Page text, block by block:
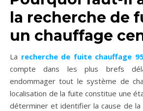
la recherche de
un chauffage
La recherche de fuite chauffage
compte dans les plus brefs
endommager tout le système de
localisation de la fuite constitue une
déterminer et identifier la cause de